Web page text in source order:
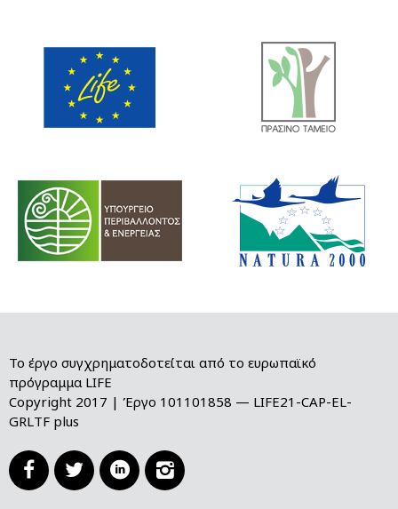
Το έργο συγχρηματοδοτείται από το ευρωπαϊκό
πρόγραμμα LIFE
Copyright 2017 | Έργο 101101858 — LIFE21-CAP-EL-
GRLTF plus
   